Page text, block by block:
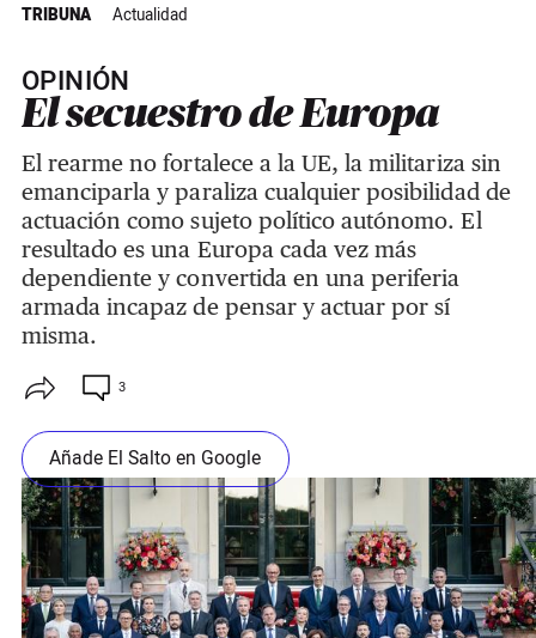
TRIBUNA Actualidad
OPINIÓN
El secuestro de Europa
El rearme no fortalece a la UE, la militariza sin
emanciparla y paraliza cualquier posibilidad de
actuación como sujeto político autónomo. El
resultado es una Europa cada vez más
dependiente y convertida en una periferia
armada incapaz de pensar y actuar por sí
misma.
3
Añade El Salto en Google